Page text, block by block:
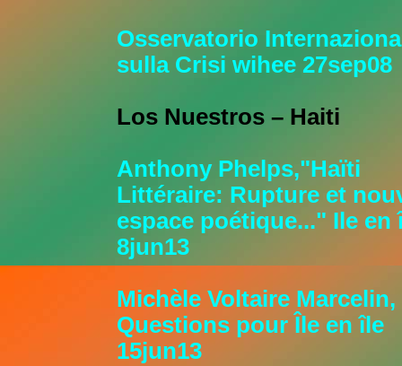
Osservatorio
sulla Crisi wihee 27sep08
Los Nuestros – Haiti
Anthony Phelps,"Haïti
Littéraire: Rupture et
espace poétique..." Ile en
8jun13
Michèle Voltaire Marcelin,
Questions pour Île en île
15jun13